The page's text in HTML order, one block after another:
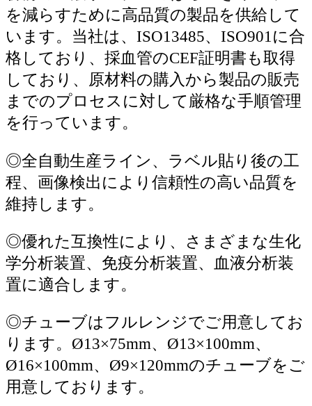
を減らすために高品質の製品を供給して
います。当社は、ISO13485、ISO901に合
格しており、採血管のCEF証明書も取得
しており、原材料の購入から製品の販売
までのプロセスに対して厳格な手順管理
を行っています。
◎全自動生産ライン、ラベル貼り後の工
程、画像検出により信頼性の高い品質を
維持します。
◎優れた互換性により、さまざまな生化
学分析装置、免疫分析装置、血液分析装
置に適合します。
◎チューブはフルレンジでご用意してお
ります。Ø13×75mm、Ø13×100mm、
Ø16×100mm、Ø9×120mmのチューブをご
用意しております。